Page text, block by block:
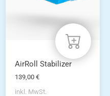
Produktseite
gewählt
AirRoll Stabilizer
139,00 €
inkl. MwSt.